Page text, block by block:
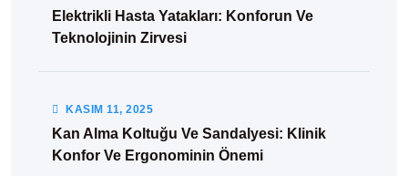
Elektrikli Hasta Yatakları: Konforun Ve
Teknolojinin Zirvesi
KASIM11, 2025
Kan Alma Koltuğu Ve Sandalyesi: Klinik
Konfor Ve Ergonominin Önemi